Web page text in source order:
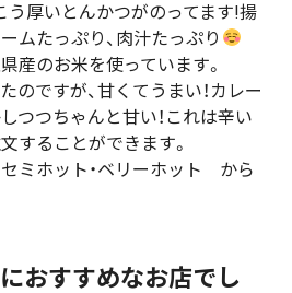
う厚いとんかつがのってます!揚
ムたっぷり、肉汁たっぷり
産のお米を使っています。
のですが、甘くてうまい！カレー
つつちゃんと甘い！これは辛い
することができます。
ミホット・ベリーホット から
おすすめなお店でし